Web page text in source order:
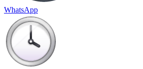
WhatsApp